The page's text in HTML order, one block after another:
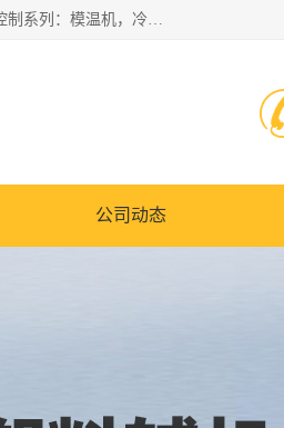
佛山文穗智能装备有限公司专业生产：机械手自动化系列；塑料粉碎机回收系列；塑料混色机系列；温度控制系列：模温机，冷水机；供料输送系列：中央供料系统，欧化/独立式吸料机，分体式吸料机；整机保修一年，易损件除外。
公司动态